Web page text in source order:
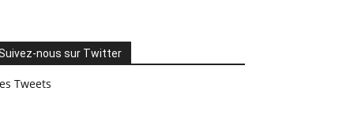
nous sur Twitter
Tweets